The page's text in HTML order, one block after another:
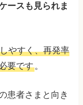
ースも見られま
やすく、再発率
要です。
患者さまと向き